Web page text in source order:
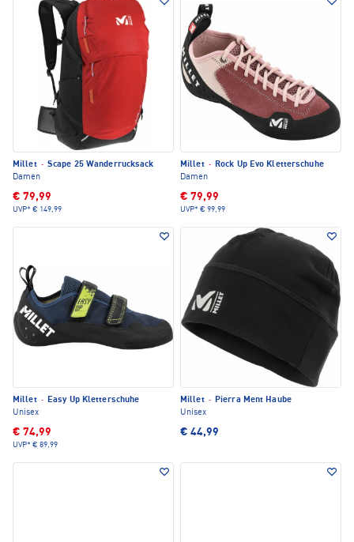
Millet · Scape 25 Wanderrucksack
Damen
€ 79,99
UVP* € 149,99
Millet · Rock Up Evo Kletterschuhe
Damen
€ 79,99
UVP* € 99,99
Millet · Easy Up Kletterschuhe
Unisex
€ 74,99
UVP* € 89,99
Millet · Pierra Ment Haube
Unisex
€ 44,99